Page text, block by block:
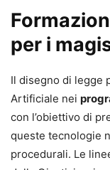
per i
Il disegno di legge
Artificiale nei
con l’obiettivo di
queste tecnologie
procedurali. Le